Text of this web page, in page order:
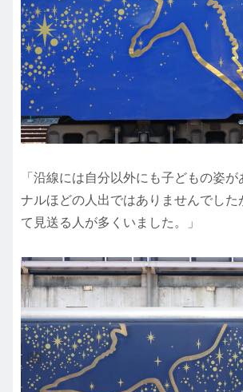
「沿線には自分以外にも子どもの姿が
ナルほどの人出ではありませんでした
て見送る人が多くいました。」